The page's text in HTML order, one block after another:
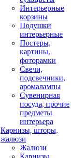
Интерьерные
корзины
Подушки
интерьерные
Постеры,
картины,
фоторамки
Свечи,
подсвечники,
аромалампы
Сувенирная
посуда, прочие
предметы
интерьера
Карнизы, шторы,
жалюзи
Жалюзи
Карнизы